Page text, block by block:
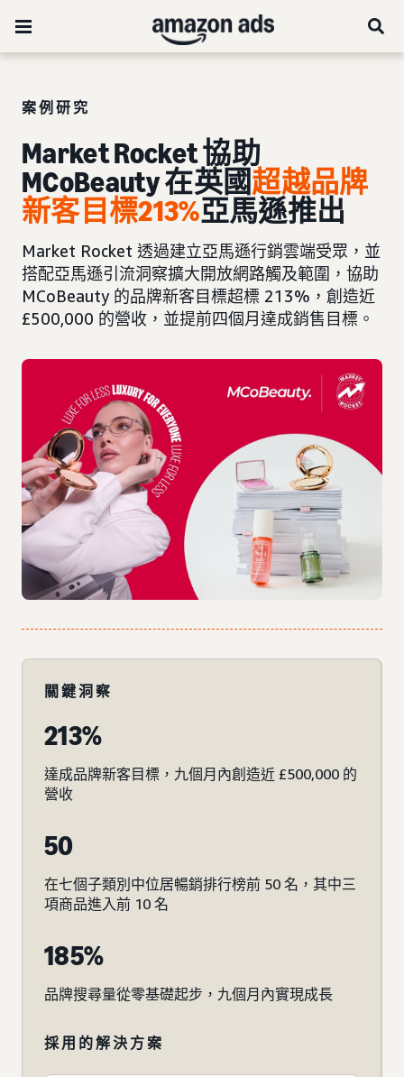
案例研究
Market Rocket 協助
MCoBeauty 在英國超越品牌
新客目標213%亞馬遜推出
Market Rocket 透過建立亞馬遜行銷雲端受眾，並
搭配亞馬遜引流洞察擴大開放網路觸及範圍，協助
MCoBeauty 的品牌新客目標超標 213%，創造近
£500,000 的營收，並提前四個月達成銷售目標。
關鍵洞察
213%
達成品牌新客目標，九個月內創造近 £500,000 的
營收
50
在七個子類別中位居暢銷排行榜前 50 名，其中三
項商品進入前 10 名
185%
品牌搜尋量從零基礎起步，九個月內實現成長
採用的解決方案